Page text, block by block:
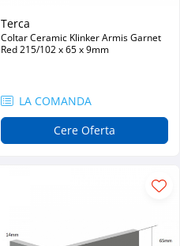
Terca
Coltar Ceramic Klinker Armis Garnet
Red 215/102 x 65 x 9mm
LA COMANDA
Cere Oferta